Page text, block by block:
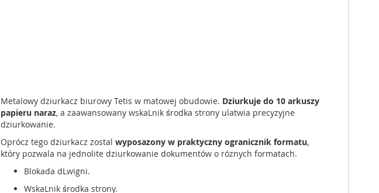
Metalowy dziurkacz biurowy Tetis w matowej obudowie. Dziurkuje do 10 arkuszy
papieru naraz, a zaawansowany wskaLnik środka strony ulatwia precyzyjne
dziurkowanie.
Oprócz tego dziurkacz zostal wyposazony w praktyczny ogranicznik formatu,
który pozwala na jednolite dziurkowanie dokumentów o róznych formatach.
Blokada dLwigni.
WskaLnik środka strony.